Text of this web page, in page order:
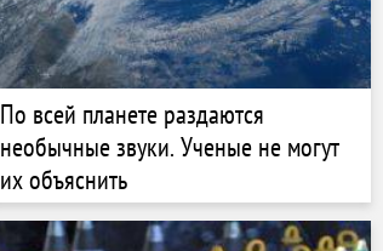
По всей планете раздаются
необычные звуки. Ученые не могут
их объяснить